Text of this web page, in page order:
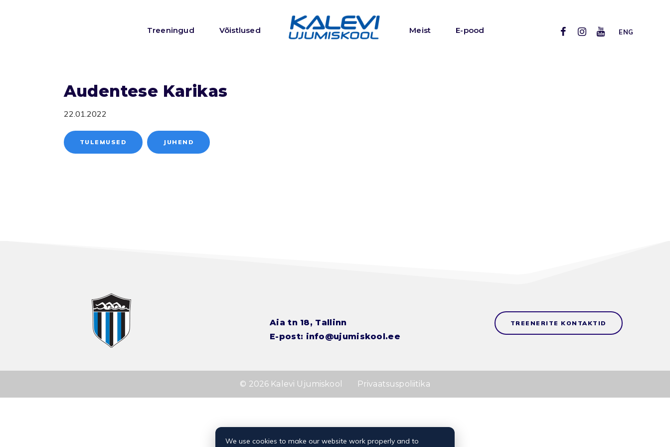
ENG
Treeningud Võistlused Meist E-pood
Audentese Karikas
22.01.2022
TULEMUSED JUHEND
Aia tn 18, Tallinn
E-post: info@ujumiskool.ee
TREENERITE KONTAKTID
© 2026 Kalevi Ujumiskool Privaatsuspoliitika
We use cookies to make our website work properly and to